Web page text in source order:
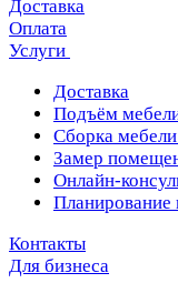
Доставка
Оплата
Услуги
Доставка
Подъём
Сборка
Замер
Онлайн-
Планирование
Контакты
Для бизнеса